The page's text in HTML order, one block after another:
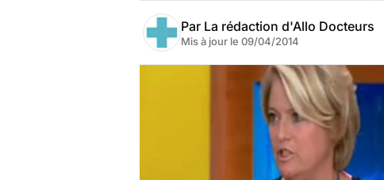
Par La rédaction d'Allo Docteurs
Mis à jour le 09/04/2014